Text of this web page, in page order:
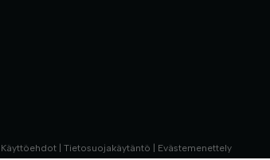
Käyttöehdot Tietosuojakäytäntö Evästemenettely